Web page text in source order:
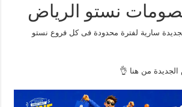
نستو الرياض
سارية لفترة محدودة فى كل فروع نستو
من هنا 👌